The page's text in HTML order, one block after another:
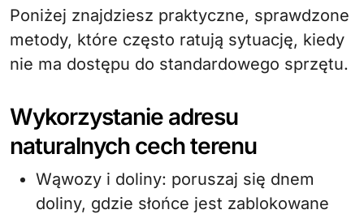
Poniżej znajdziesz praktyczne, sprawdzone
metody, które często ratują sytuację, kiedy
nie ma dostępu do standardowego sprzętu.
Wykorzystanie adresu
naturalnych cech terenu
Wąwozy i doliny: poruszaj się dnem
doliny, gdzie słońce jest zablokowane